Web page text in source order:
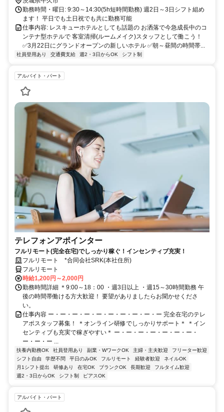
勤務時間・曜日: 9:30～14:30(5h短時間勤務) 週2日～3日シフト組め
ます！ 平日でも土日祝でも共に勤務可能
仕事内容: レスキューホテルとしても話題の お洒落で今急成⻑中のコ
ンテナ型ホテルで 客室清掃(ルームメイク)スタッフとして働こう！
✅3月22日にグランドオープンの新しいホテル ✅朝～昼間の時間帯...
社員登用あり 交通費支給 週2・3日からOK シフト制
アルバイト・パート
テレフォンアポインター
フルリモート(完全在宅)でしっかり稼ぐ！インセンティブ充実！
フルリモート *合同会社SRK(本社住所)
フルリモート
時給1,200円～2,000円
勤務時間詳細 ＊9:00～18：00 ・週3日以上 ・週15～30時間勤務 午
後の時間帯働ける方大歓迎！ 要望がありましたらお聞かせくださ
い。
仕事内容 ー・ー・ー・ー・ー・ー・ー・ー・ー・ー 完全在宅のテレ
アポスタッフ募集！ ＊オンライン研修でしっかりサポート＊ ＊イン
センティブも充実で稼ぎやすい＊ ー・ー・ー・ー・ー・ー・ー・
ー・ー・ー ...
扶養内勤務OK 社員登用あり 副業・WワークOK 主婦・主夫歓迎
フリーター歓迎
シフト自由
学歴不問 平日のみOK フルリモート 経験者歓迎
ネイルOK
月1シフト提出
研修あり 在宅OK ブランクOK 長期歓迎
フルタイム歓迎
週2・3日からOK
シフト制 ピアスOK
アルバイト・パート